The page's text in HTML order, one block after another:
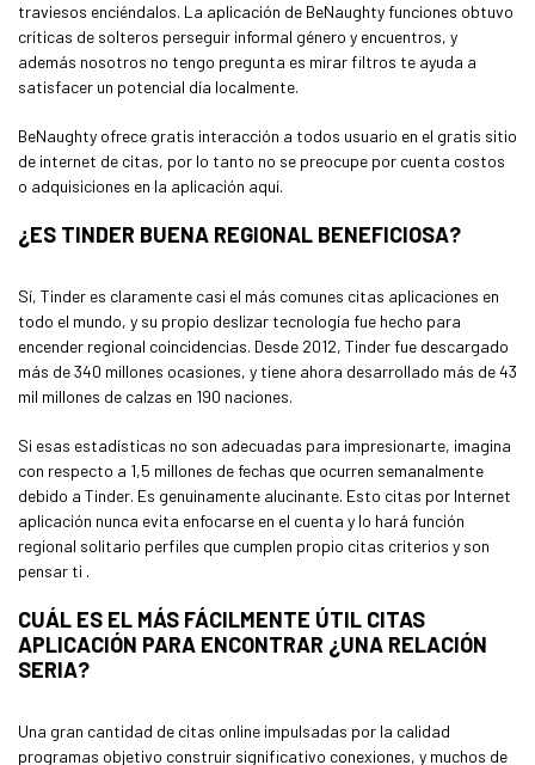
traviesos enciéndalos. La aplicación de BeNaughty funciones obtuvo
críticas de solteros perseguir informal género y encuentros, y
además nosotros no tengo pregunta es mirar filtros te ayuda a
satisfacer un potencial día localmente.
BeNaughty ofrece gratis interacción a todos usuario en el gratis sitio
de internet de citas, por lo tanto no se preocupe por cuenta costos
o adquisiciones en la aplicación aquí.
¿ES TINDER BUENA REGIONAL BENEFICIOSA?
Sí, Tinder es claramente casi el más comunes citas aplicaciones en
todo el mundo, y su propio deslizar tecnología fue hecho para
encender regional coincidencias. Desde 2012, Tinder fue descargado
más de 340 millones ocasiones, y tiene ahora desarrollado más de 43
mil millones de calzas en 190 naciones.
Si esas estadísticas no son adecuadas para impresionarte, imagina
con respecto a 1,5 millones de fechas que ocurren semanalmente
debido a Tinder. Es genuinamente alucinante. Esto citas por Internet
aplicación nunca evita enfocarse en el cuenta y lo hará función
regional solitario perfiles que cumplen propio citas criterios y son
pensar ti .
CUÁL ES EL MÁS FÁCILMENTE ÚTIL CITAS
APLICACIÓN PARA ENCONTRAR ¿UNA RELACIÓN
SERIA?
Una gran cantidad de citas online impulsadas por la calidad
programas objetivo construir significativo conexiones, y muchos de